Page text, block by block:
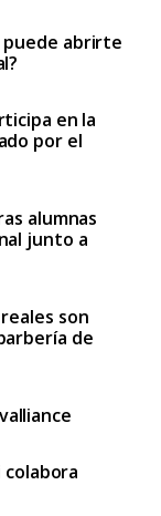
puede abrirte
en la
por el
alumnas
junto a
son
de
colabora